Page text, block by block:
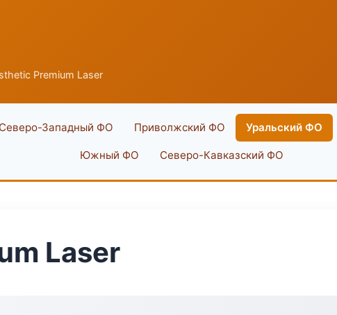
Premium Laser
Северо-Западный ФО Приволжский ФО Уральский ФО
Южный ФО Северо-Кавказский ФО
Laser